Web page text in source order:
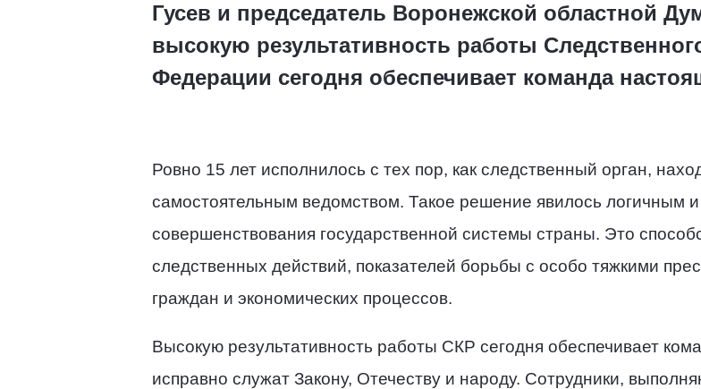
Гусев и председатель Воронежской областной
высокую результативность работы
Федерации сегодня обеспечивает команда
Ровно 15 лет исполнилось с тех пор, как следственный орган,
самостоятельным ведомством. Такое решение явилось логичным
совершенствования государственной системы страны. Это
следственных действий, показателей борьбы с особо тяжкими
граждан и экономических процессов.
Высокую результативность работы СКР сегодня обеспечивает
исправно служат Закону, Отечеству и народу. Сотрудники,